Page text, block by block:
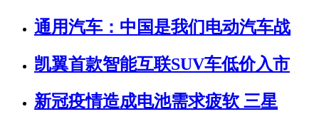
通用汽车：中国是我们电动汽车战
凯翼首款智能互联SUV车低价入市
新冠疫情造成电池需求疲软 三星